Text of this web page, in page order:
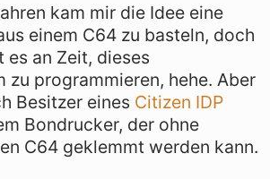
kam mir die Idee eine
einem C64 zu basteln, doch
es an Zeit, dieses
zu programmieren, hehe. Aber
Besitzer eines Citizen IDP
Bondrucker, der ohne
C64 geklemmt werden kann.